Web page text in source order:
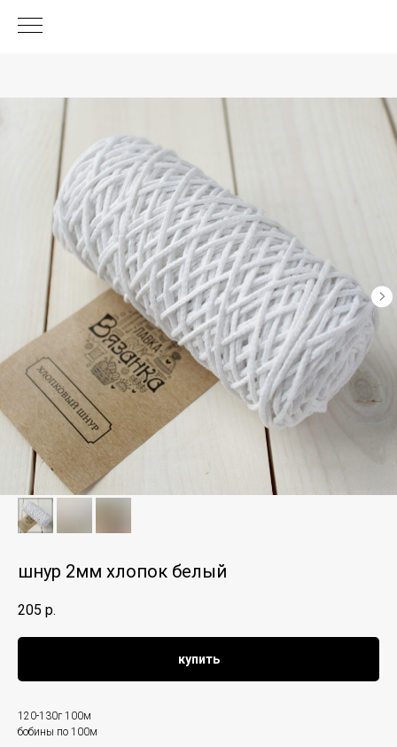
шнур 2мм хлопок белый
205 р.
купить
120-130г 100м
бобины по 100м